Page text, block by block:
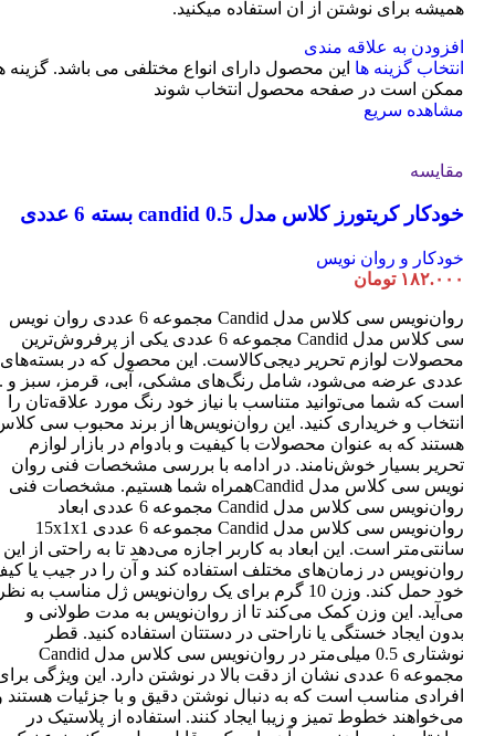
همیشه برای نوشتن از آن استفاده میکنید.
افزودن به علاقه مندی
انتخاب گزینه ها این محصول دارای انواع مختلفی می باشد. گزینه
ممکن است در صفحه محصول انتخاب شوند
مشاهده سریع
مقایسه
خودکار کریتورز کلاس مدل candid 0.5 بسته 6 عددی
خودکار و روان نویس
۱۸۲.۰۰۰ تومان
روان‌نویس سی کلاس مدل Candid مجموعه 6 عددی روان نویس
سی کلاس مدل Candid مجموعه 6 عددی یکی از پرفروش‌ترین
عددی عرضه می‌شود، شامل رنگ‌های مشکی، آبی، قرمز، سبز و
است که شما می‌توانید متناسب با نیاز خود رنگ مورد علاقه‌تان را
انتخاب و خریداری کنید. این روان‌نویس‌ها از برند محبوب سی
هستند که به عنوان محصولات با کیفیت و بادوام در بازار لوازم
تحریر بسیار خوش‌نامند. در ادامه با بررسی مشخصات فنی روان
نویس سی کلاس مدل Candidهمراه شما هستیم. مشخصات فنی
روان‌نویس سی کلاس مدل Candid مجموعه 6 عددی ابعاد
روان‌نویس سی کلاس مدل Candid مجموعه 6 عددی 15x1x1
سانتی‌متر است. این ابعاد به کاربر اجازه می‌دهد تا به راحتی از این
روان‌نویس در زمان‌های مختلف استفاده کند و آن را در جیب یا
خود حمل کند. وزن 10 گرم برای یک روان‌نویس ژل مناسب به
می‌آید. این وزن کمک می‌کند تا از روان‌نویس به مدت طولانی و
بدون ایجاد خستگی یا ناراحتی در دستتان استفاده کنید. قطر
نوشتاری 0.5 میلی‌متر در روان‌نویس سی کلاس مدل Candid
مجموعه 6 عددی نشان از دقت بالا در نوشتن دارد. این ویژگی
افرادی مناسب است که به دنبال نوشتن دقیق و با جزئیات هستند
می‌خواهند خطوط تمیز و زیبا ایجاد کنند. استفاده از پلاستیک در